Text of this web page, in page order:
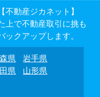
動産ジカネット】
上で不動産取引に挑も
クアップします。
県
岩手県
県
山形県